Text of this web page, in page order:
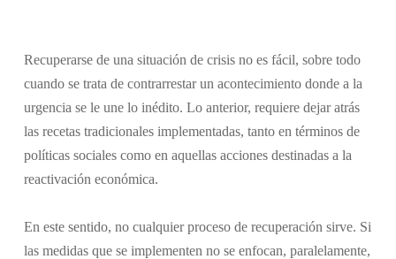
Recuperarse de una situación de crisis no es fácil, sobre todo
cuando se trata de contrarrestar un acontecimiento donde a la
urgencia se le une lo inédito. Lo anterior, requiere dejar atrás
las recetas tradicionales implementadas, tanto en términos de
políticas sociales como en aquellas acciones destinadas a la
reactivación económica.
En este sentido, no cualquier proceso de recuperación sirve. Si
las medidas que se implementen no se enfocan, paralelamente,